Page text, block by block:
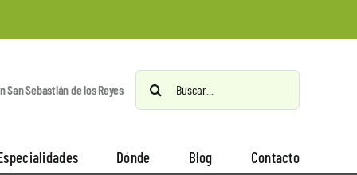
Sebastián de los Reyes
Dónde Blog Contacto